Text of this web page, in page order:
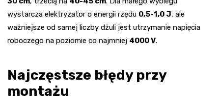
wystarcza elektryzator o energii rzędu 0,5-1,0 J, ale
ważniejsze od samej liczby dżuli jest utrzymanie napięcia
roboczego na poziomie co najmniej 4000 V.
Najczęstsze błędy przy
montażu